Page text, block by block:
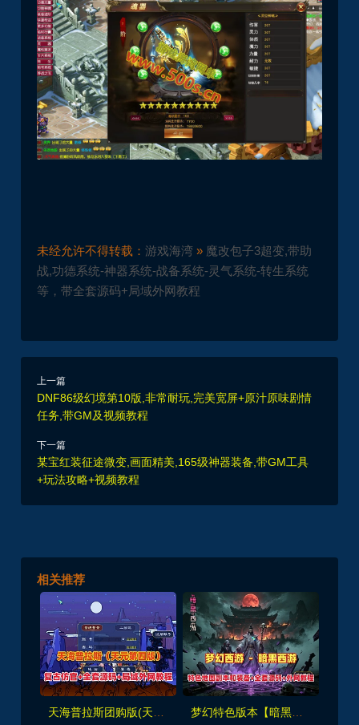
未经允许不得转载：游戏海湾 » 魔改包子3超变,带助
战,功德系统-神器系统-战备系统-灵气系统-转生系统
等，带全套源码+局域外网教程
上一篇
DNF86级幻境第10版,非常耐玩,完美宽屏+原汁原味剧情
任务,带GM及视频教程
下一篇
某宝红装征途微变,画面精美,165级神器装备,带GM工具
+玩法攻略+视频教程
相关推荐
梦幻特色版本【暗黑西游】暗黑副本-大陆-神器-称号等众多新鲜玩法，带全套源码及外网架设教程